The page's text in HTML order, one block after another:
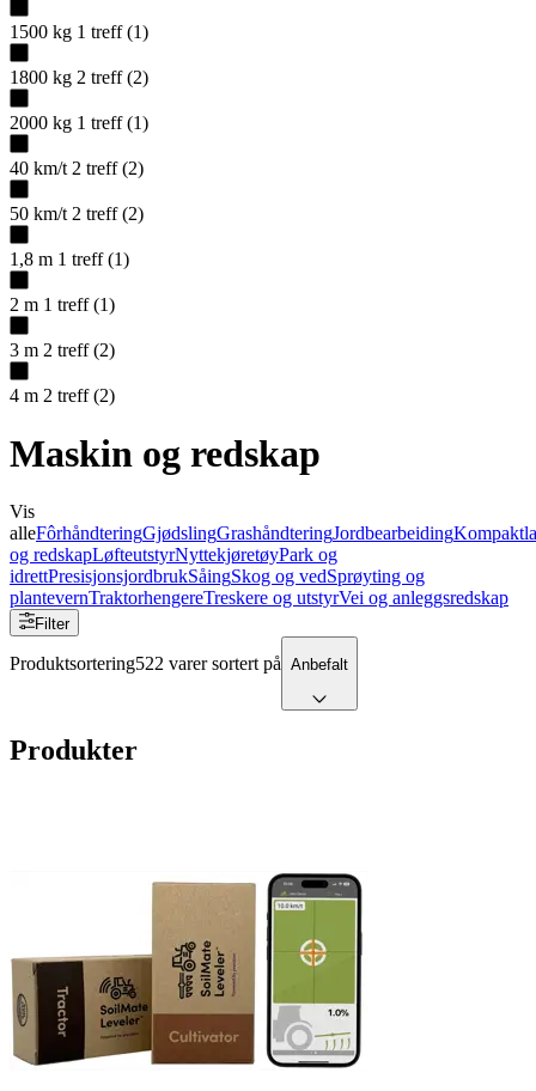
1500 kg 1 treff (1)
1800 kg 2 treff (2)
2000 kg 1 treff (1)
40 km/t 2 treff (2)
50 km/t 2 treff (2)
1,8 m 1 treff (1)
2 m 1 treff (1)
3 m 2 treff (2)
4 m 2 treff (2)
Maskin og redskap
Vis
alleFôrhåndteringGjødslingGrashåndteringJordbearbeiding
og redskapLøfteutstyrNyttekjøretøyPark og
idrettPresisjonsjordbrukSåingSkog og vedSprøyting og
plantevernTraktorhengereTreskere og utstyrVei og anleggsredskap
Filter
Produktsortering522 varer sortert på Anbefalt
Produkter